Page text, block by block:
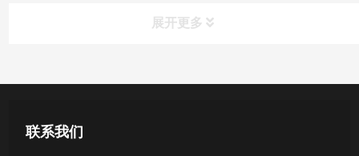
展开更多
产品中心
医用无菌采样拭子系列
联系我们